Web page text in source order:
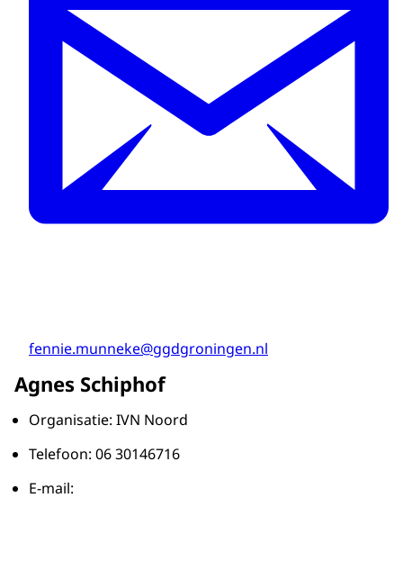
fennie.munneke@ggdgroningen.nl
Agnes Schiphof
Organisatie: IVN Noord
Telefoon: 06 30146716
E-mail: